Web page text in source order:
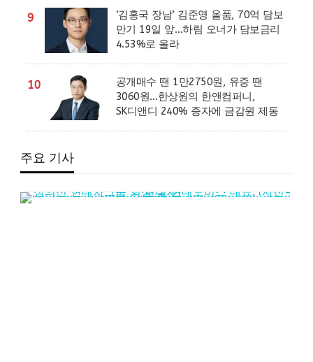
9
‘김홍국 장남’ 김준영 올품, 70억 담보
만기 19일 앞…하림 오너가 담보금리
4.53%로 올라
10
공개매수 땐 1만2750원, 유증 땐
3060원…한상원의 한앤컴퍼니,
SK디앤디 240% 증자에 금감원 제동
주요 기사